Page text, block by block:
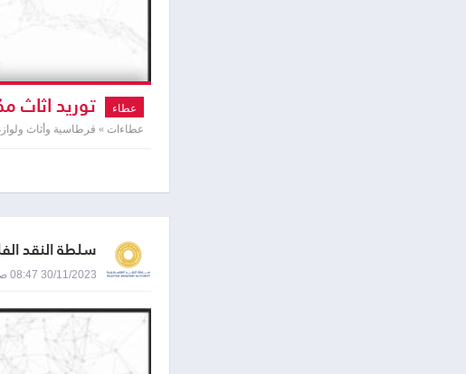
عطاء توريد اثاث
عطاءات » قرطاسية وأثاث
سلطة النقد
30/11/2023 08:47 صباحاً